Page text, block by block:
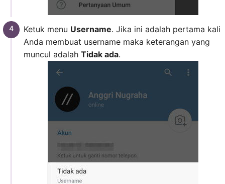
Ketuk menu Username. Jika ini adalah pertama kali
Anda membuat username maka keterangan yang
muncul adalah Tidak ada.